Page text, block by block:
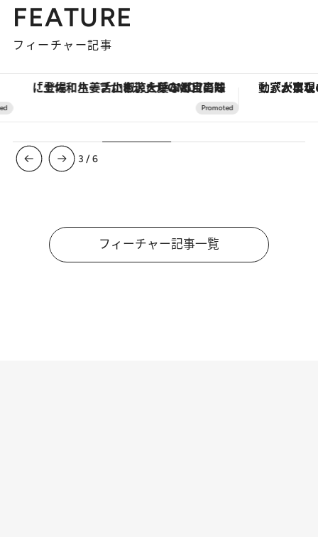
FEATURE
フィーチャー記事
「土佐和ハーブかき氷」がOMO7高知に登場！生姜、山椒、大葉など目にも舌にも涼を呼ぶ郷土の味
3 /6
フィーチャー記事一覧